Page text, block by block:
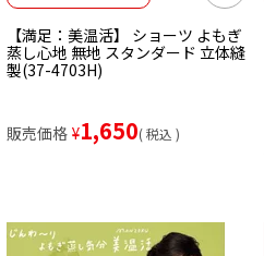
【満足：美温活】 ショーツ よもぎ
蒸し心地 無地 スタンダード 立体縫
製(37-4703H)
販売価格 ¥1,650 税込